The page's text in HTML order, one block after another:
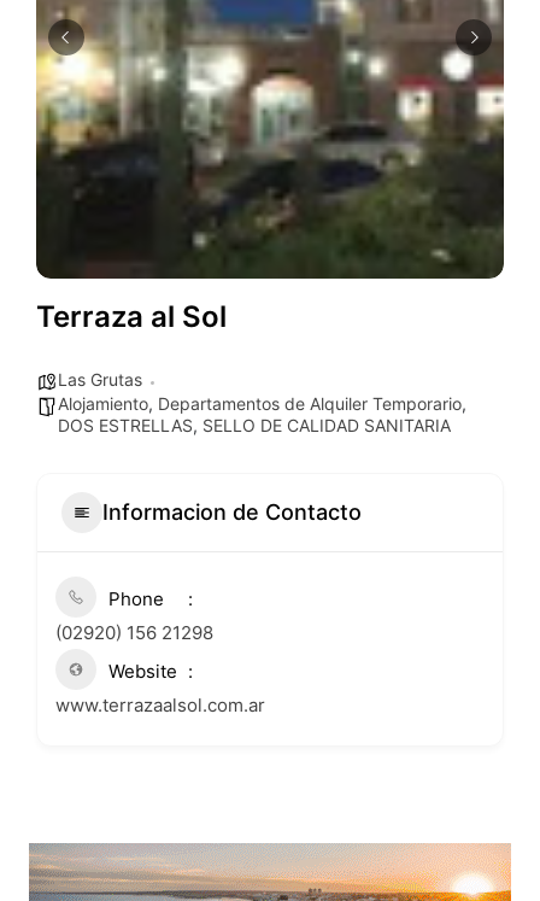
Terraza al Sol
Las Grutas
Alojamiento, Departamentos de Alquiler Temporario,
DOS ESTRELLAS, SELLO DE CALIDAD SANITARIA
Informacion de Contacto
Phone
(02920) 156 21298
Website
www.terrazaalsol.com.ar